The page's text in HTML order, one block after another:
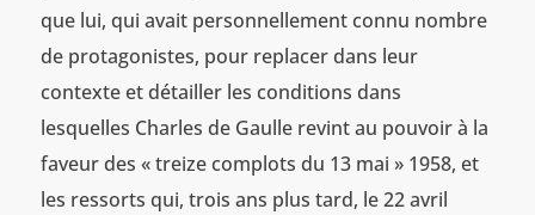
que lui, qui avait personnellement connu nombre
de protagonistes, pour replacer dans leur
contexte et détailler les conditions dans
lesquelles Charles de Gaulle revint au pouvoir à la
faveur des « treize complots du 13 mai » 1958, et
les ressorts qui, trois ans plus tard, le 22 avril